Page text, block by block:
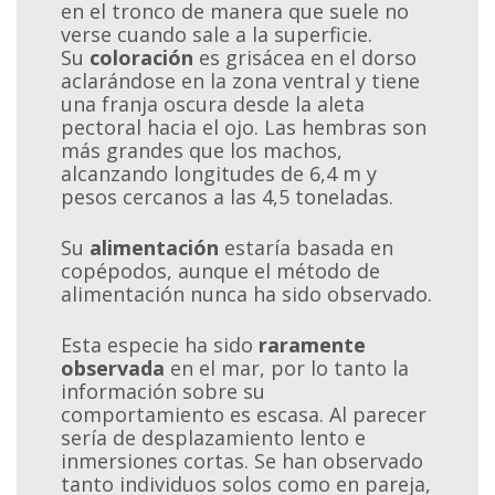
en el tronco de manera que suele no
verse cuando sale a la superficie.
Su coloración es grisácea en el dorso
aclarándose en la zona ventral y tiene
una franja oscura desde la aleta
pectoral hacia el ojo. Las hembras son
más grandes que los machos,
alcanzando longitudes de 6,4 m y
pesos cercanos a las 4,5 toneladas.
Su alimentación estaría basada en
copépodos, aunque el método de
alimentación nunca ha sido observado.
Esta especie ha sido raramente
observada en el mar, por lo tanto la
información sobre su
comportamiento es escasa. Al parecer
sería de desplazamiento lento e
inmersiones cortas. Se han observado
tanto individuos solos como en pareja,